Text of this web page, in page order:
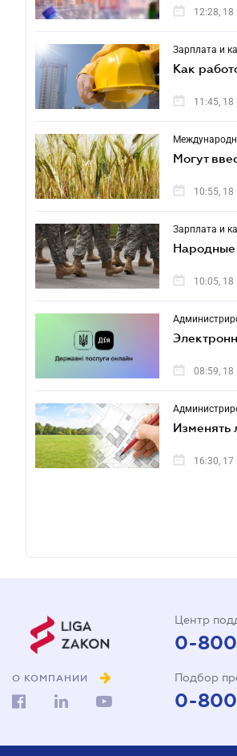
12:28,
Зарплата и
Как
11:45,
Могут
10:55,
Зарплата и
Народные
10:05,
08:59,
Изменять
16:30,
О КОМПАНИИ
Центр
0-
Подбор
0-